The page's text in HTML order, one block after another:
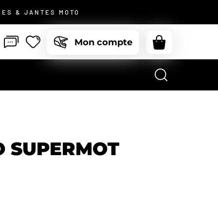
& JANTES MOTO
Mon compte
mot de passe oublié ?
Pas de compte ?
SUPERMOT